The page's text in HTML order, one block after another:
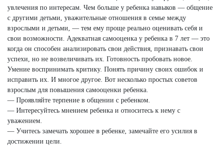
увлечения по интересам. Чем больше у ребенка навыков — общение
с другими детьми, уважительные отношения в семье между
взрослыми и детьми, — тем ему проще реально оценивать себя и
свои возможности. Адекватная самооценка у ребенка в 7 лет — это
когда он способен анализировать свои действия, признавать свои
успехи, но не возвеличивать их. Готовность пробовать новое.
Умение воспринимать критику. Понять причину своих ошибок и
исправить их. И многое другое. Вот несколько простых советов
взрослым для повышения самооценки ребенка.
— Проявляйте терпение в общении с ребенком.
— Интересуйтесь мнением ребенка и относитесь к нему с
уважением.
— Учитесь замечать хорошее в ребенке, замечайте его усилия в
достижении цели.